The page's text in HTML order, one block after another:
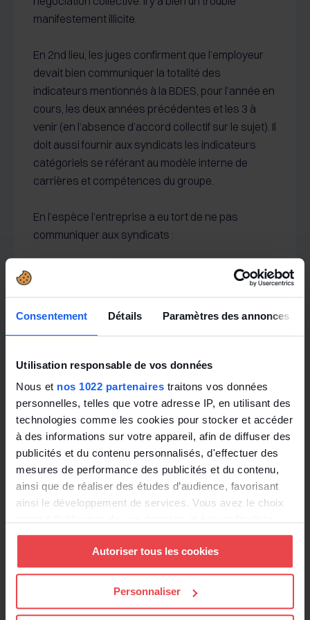
Consentement Détails Paramètres des annonces
Utilisation responsable de vos données
Nous et nos 1022 partenaires traitons vos données
personnelles, telles que votre adresse IP, en utilisant des
technologies comme les cookies pour stocker et accéder
à des informations sur votre appareil, afin de diffuser des
publicités et du contenu personnalisés, d'effectuer des
mesures de performance des publicités et du contenu,
ainsi que de réaliser des études d’audience, favorisant
ainsi le développement de services. Vous avez le choix
Vous pouvez modifier ou retirer votre consentement à
tout moment en consultant la Déclaration relative aux
cookies ou en cliquant sur l'icône de confidentialité.
Autoriser tous les cookies
Personnaliser
manifestement illicite.
En 2nd lieu, les juges confirment que l’employeur
devait bien communiquer la totalité des
indicateurs mentionnés à la BDES, pour l’année en
cours, les deux années précédentes et les 3 à
venir (en l’absence d’accord collectif sur le sujet). Il
doit aussi fournir aux syndicats les indicateurs
catégoriels se référant au modèle interne de
carrières et compétences du groupe.
En l’espèce l’entreprise a eu tort de ne pas
communiquer aux syndicats :
communication des salaires bruts ne suffit pas)
les indicateurs par métier et échelon internes
mesure des écarts de salaire.
Notez en revanche que les syndicats ont été
déboutés de leur demande d’information
concernant les données des membres du comité
de direction, puisque ces données ne figurent pas
parmi les indicateurs exigés pour la BDES.
syndicats les informations manquantes 15 jours
avant la reprise des négociations, avec une
astreinte de 150 euros par jour de retard, exigible
dans le mois qui suit la signification de la décision.